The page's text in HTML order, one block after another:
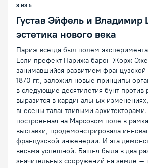
3 ИЗ 5
Густав Эйфель и Владимир
эстетика нового века
Париж всегда был полем
Если префект Парижа барон Жорж
занимавшийся развитием
1870 гг., заложил новые принципы
в следующие десятилетия бунт против
выразится в кардинальных
внесены талантливыми
построенная на Марсовом поле в
выставки, продемонстрировала
французской инженерии. И эта
весьма успешной. Башня была в два
значительных сооружений на земле